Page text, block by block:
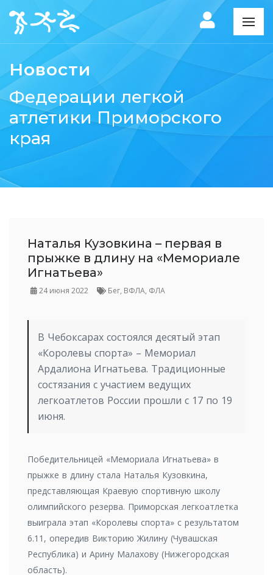
Новости
Федерации легкой
атлетики Приморского
края
Наталья Кузовкина – первая в
прыжке в длину на «Мемориале
Игнатьева»
24 июня 2022 Бег, ВФЛА, ФЛА
В Чебоксарах состоялся десятый этап
«Королевы спорта» – Мемориал
Ардалиона Игнатьева. Традиционные
состязания с участием ведущих
легкоатлетов России прошли с 17 по 19
июня.
Победительницей «Мемориала Игнатьева» в
прыжке в длину стала Наталья Кузовкина,
представляющая Краевую спортивную школу
олимпийского резерва. Приморская легкоатлетка
выиграла этап «Королевы спорта» с результатом
6.11, опередив Викторию Жилину (Чувашская
Республика) и Арину Малахову (Нижегородская
область).